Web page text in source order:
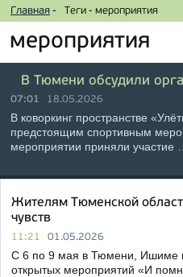
Главная - Теги - мероприятия
мероприятия
В Тюмени обсудили
07:01 18.05.2026
В коворкинг пространстве
предстоящим спортивным
мероприятии приняли участие …
Жителям Тюменской
чувств
11:21 01.05.2026
С 6 по 9 мая в Тюмени, Ишиме и
открытых мероприятий «И